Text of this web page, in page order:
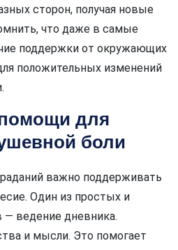
сторон, получая новые
что даже в самые
поддержки от окружающих
положительных изменений
для
боли
важно поддерживать
Один из простых и
ведение дневника.
и мысли. Это помогает